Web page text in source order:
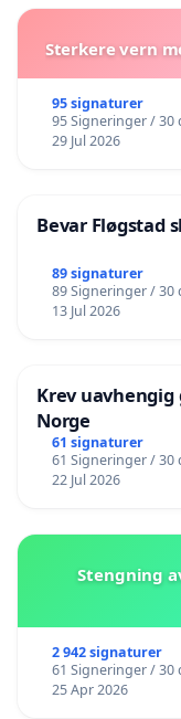
Sterkere vern
95 signaturer
95 Signeringer / 30
29 Jul 2026
Bevar Fløgstad
89 signaturer
89 Signeringer / 30
13 Jul 2026
Krev
Norge
61 signaturer
61 Signeringer / 30
22 Jul 2026
Stengning
2 942 signaturer
61 Signeringer / 30
25 Apr 2026